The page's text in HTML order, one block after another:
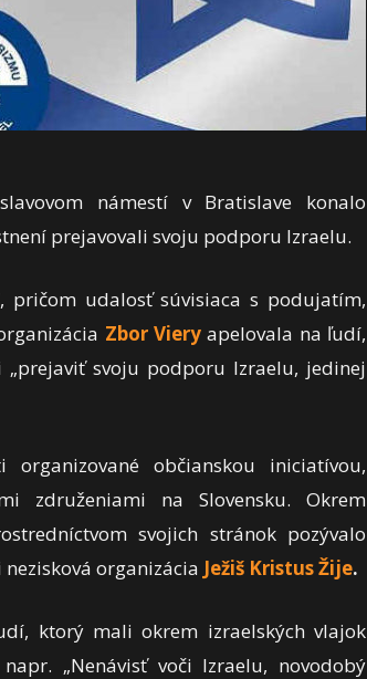
námestí v Bratislave konalo
prejavovali svoju podporu Izraelu.
pričom udalosť súvisiaca s podujatím,
Zbor Vieryapelovala na ľudí,
svoju podporu Izraelu, jedinej
občianskou iniciatívou,
združeniami na Slovensku. Okrem
svojich stránok pozývalo
organizácia Ježiš Kristus Žije.
ktorý mali okrem izraelských vlajok
„Nenávisť voči Izraelu, novodobý